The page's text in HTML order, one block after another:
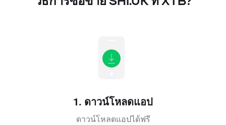
1. ดาวน์โหลดแอป
ดาวน์โหลดแอปได้ฟรี